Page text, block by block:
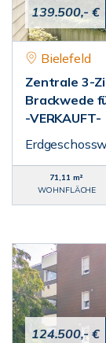
139.500,- €
Bielefeld
Zentrale 3-
Brackwede
-VERKAUFT-
71,11 m²
WOHNFLÄCHE
124.500,- €